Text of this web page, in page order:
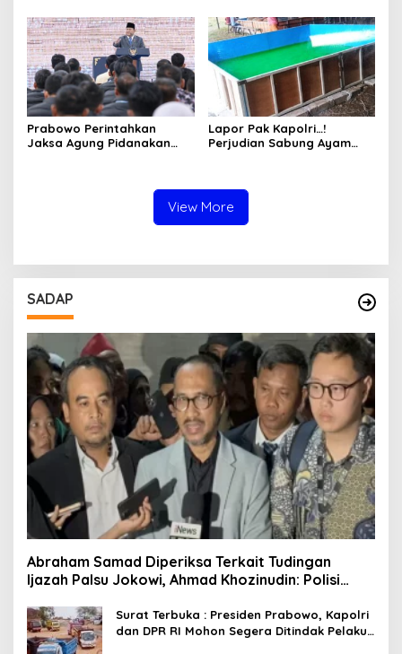
Warga
Hukum
Prabowo Perintahkan
Jaksa Agung Pidanakan
Lapor Pak Kapolri…!
Perjudian Sabung Ayam
Aparat dan Media
View More
SADAP
Abraham Samad Diperiksa Terkait Tudingan
Ijazah Palsu Jokowi, Ahmad Khozinudin: Polisi
Surat Terbuka : Presiden Prabowo, Kapolri
dan DPR RI Mohon Segera Ditindak Pelaku